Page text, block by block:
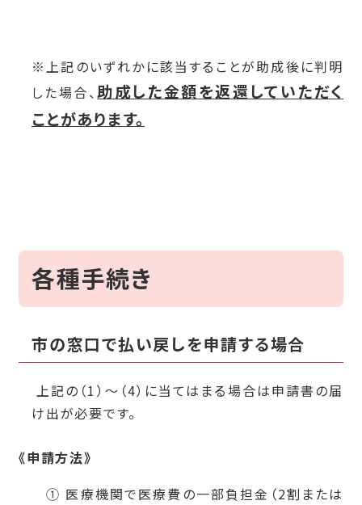
※上記のいずれかに該当することが助成後に判明
した場合、助成した金額を返還していただく
ことがあります。
各種手続き
市の窓口で払い戻しを申請する場合
上記の（1）～（4）に当てはまる場合は申請書の届
け出が必要です。
《申請方法》
① 医療機関で医療費の一部負担金（2割または